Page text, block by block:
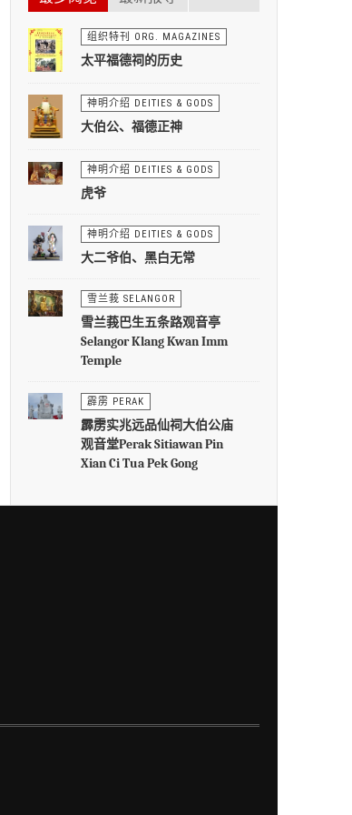
组织特刊 ORG. MAGAZINES
太平福德祠的历史
神明介绍 DEITIES & GODS
大伯公、福德正神
神明介绍 DEITIES & GODS
虎爷
神明介绍 DEITIES & GODS
大二爷伯、黑白无常
雪兰莪 SELANGOR
雪兰莪巴生五条路观音亭
Selangor Klang Kwan Imm
Temple
霹雳 PERAK
霹雳实兆远品仙祠大伯公庙
观音堂Perak Sitiawan Pin
Xian Ci Tua Pek Gong